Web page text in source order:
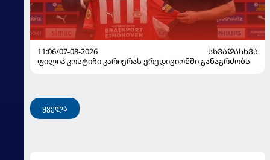
11:06/07-08-2026
ᲡᲮᲕᲐᲓᲐᲡᲮᲕᲐ
ფილიპ კოსტიჩი კარიერას ერედივიონში განაგრძობს
ყველა